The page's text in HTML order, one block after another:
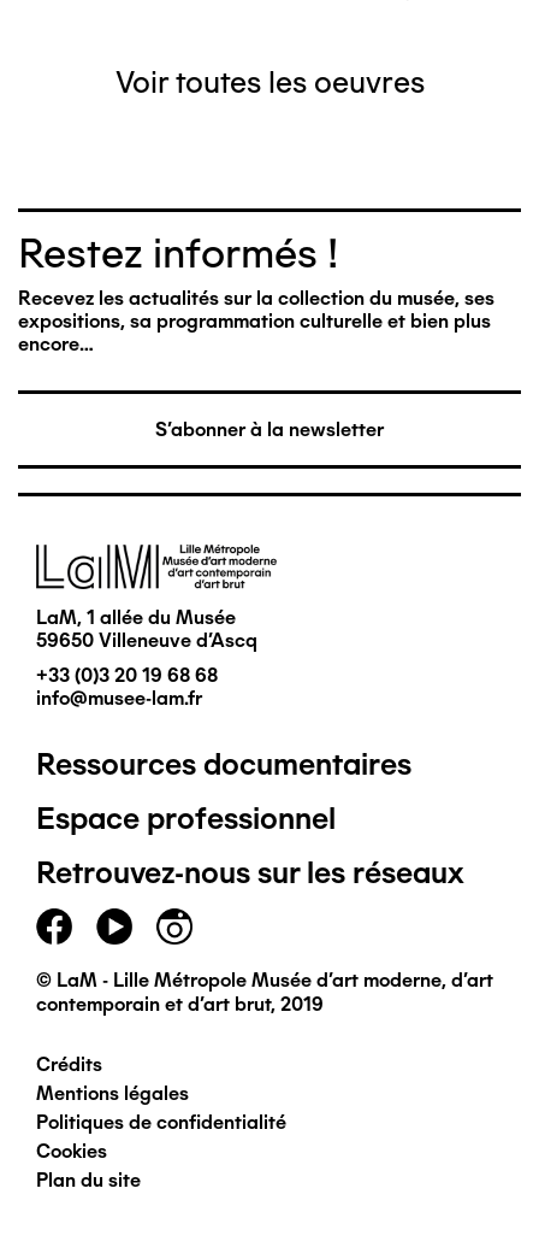
Voir toutes les oeuvres
Restez informés !
Recevez les actualités sur la collection du musée, ses
expositions, sa programmation culturelle et bien plus
encore…
S'abonner à la newsletter
Image
LaM, 1 allée du Musée
59650 Villeneuve d'Ascq
+33 (0)3 20 19 68 68
info@musee-lam.fr
Pied
de
page
principal
Ressources documentaires
Espace professionnel
Retrouvez-nous sur les réseaux
© LaM - Lille Métropole Musée d'art moderne, d'art
contemporain et d'art brut, 2019
Pied
de
page
Crédits
Mentions légales
Politiques de confidentialité
Cookies
Plan du site